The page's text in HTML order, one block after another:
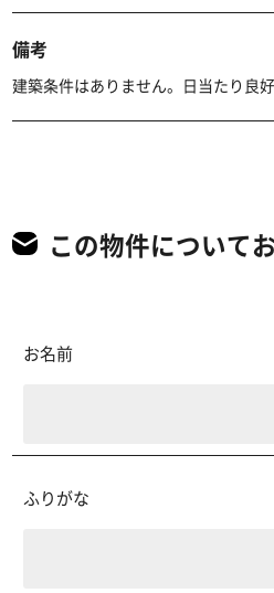
備考
建築条件はありません。日当たり良好
この物件について
お名前
ふりがな